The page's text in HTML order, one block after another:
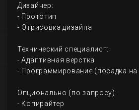
Дизайнер:
- Прототип
- Отрисовка дизайна
Технический специалист:
- Адаптивная верстка
- Программирование (посадка на
Опционально (по запросу):
- Копирайтер